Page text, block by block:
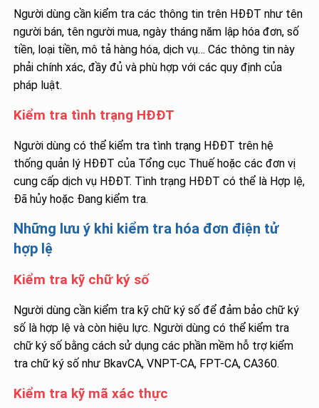
Người dùng cần kiểm tra các thông tin trên HĐĐT như tên
người bán, tên người mua, ngày tháng năm lập hóa đơn, số
tiền, loại tiền, mô tả hàng hóa, dịch vụ… Các thông tin này
phải chính xác, đầy đủ và phù hợp với các quy định của
pháp luật.
Kiểm tra tình trạng HĐĐT
Người dùng có thể kiểm tra tình trạng HĐĐT trên hệ
thống quản lý HĐĐT của Tổng cục Thuế hoặc các đơn vị
cung cấp dịch vụ HĐĐT. Tình trạng HĐĐT có thể là Hợp lệ,
Đã hủy hoặc Đang kiểm tra.
Những lưu ý khi kiểm tra hóa đơn điện tử
hợp lệ
Kiểm tra kỹ chữ ký số
Người dùng cần kiểm tra kỹ chữ ký số để đảm bảo chữ ký
số là hợp lệ và còn hiệu lực. Người dùng có thể kiểm tra
chữ ký số bằng cách sử dụng các phần mềm hỗ trợ kiểm
tra chữ ký số như BkavCA, VNPT-CA, FPT-CA, CA360.
Kiểm tra kỹ mã xác thực